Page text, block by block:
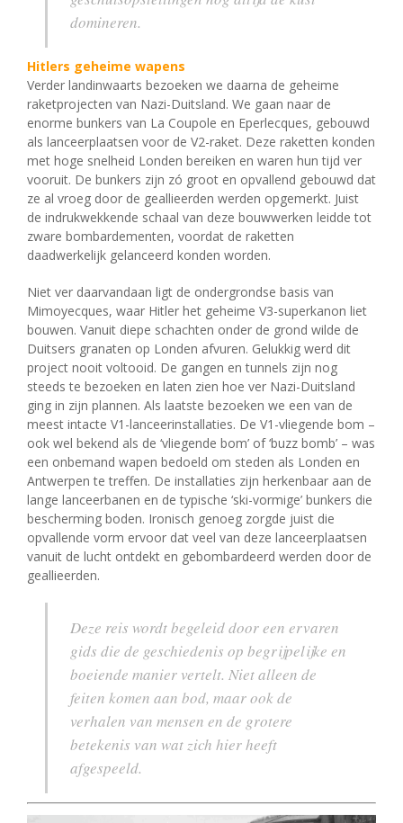
domineren.
Hitlers geheime wapens
Verder landinwaarts bezoeken we daarna de geheime
raketprojecten van Nazi-Duitsland. We gaan naar de
enorme bunkers van La Coupole en Eperlecques, gebouwd
als lanceerplaatsen voor de V2-raket. Deze raketten konden
met hoge snelheid Londen bereiken en waren hun tijd ver
vooruit. De bunkers zijn zó groot en opvallend gebouwd dat
ze al vroeg door de geallieerden werden opgemerkt. Juist
de indrukwekkende schaal van deze bouwwerken leidde tot
zware bombardementen, voordat de raketten
daadwerkelijk gelanceerd konden worden.
Niet ver daarvandaan ligt de ondergrondse basis van
Mimoyecques, waar Hitler het geheime V3-superkanon liet
bouwen. Vanuit diepe schachten onder de grond wilde de
Duitsers granaten op Londen afvuren. Gelukkig werd dit
project nooit voltooid. De gangen en tunnels zijn nog
steeds te bezoeken en laten zien hoe ver Nazi-Duitsland
ging in zijn plannen. Als laatste bezoeken we een van de
meest intacte V1-lanceerinstallaties. De V1-vliegende bom –
ook wel bekend als de ‘vliegende bom’ of ‘buzz bomb’ – was
een onbemand wapen bedoeld om steden als Londen en
Antwerpen te treffen. De installaties zijn herkenbaar aan de
lange lanceerbanen en de typische ‘ski-vormige’ bunkers die
bescherming boden. Ironisch genoeg zorgde juist die
opvallende vorm ervoor dat veel van deze lanceerplaatsen
vanuit de lucht ontdekt en gebombardeerd werden door de
geallieerden.
Deze reis wordt begeleid door een ervaren
gids die de geschiedenis op begrijpelijke en
boeiende manier vertelt. Niet alleen de
feiten komen aan bod, maar ook de
verhalen van mensen en de grotere
betekenis van wat zich hier heeft
afgespeeld.